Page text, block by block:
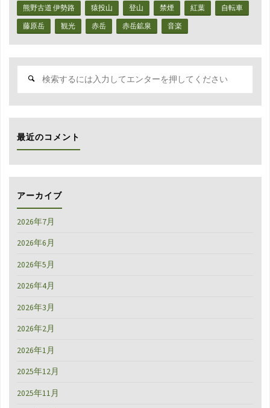
べ
て
て
っ
喉
熊野古道 伊勢路
猿投山 登山 禁煙 紅葉
自転車
藤原岳
観光 赤岳 赤岳鉱泉 音楽
象:
最近のコメント
アーカイブ
2026年7月
2026年6月
2026年5月
2026年4月
2026年3月
2026年2月
2026年1月
2025年12月
2025年11月